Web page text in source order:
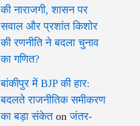
की नाराजगी, शासन पर
सवाल और प्रशांत किशोर
की रणनीति ने बदला चुनाव
का गणित?
बांकीपुर में BJP की हार:
बदलते राजनीतिक समीकरण
का बड़ा संकेतonजंतर-